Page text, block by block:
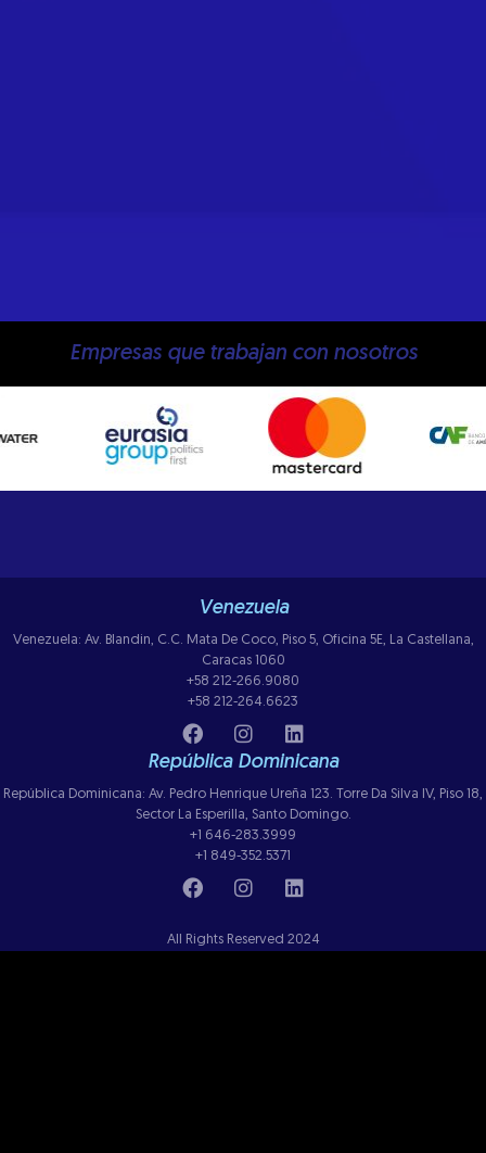
Empresas que trabajan con nosotros
Venezuela
Venezuela: Av. Blandin, C.C. Mata De Coco, Piso 5, Oficina 5E, La Castellana,
Caracas 1060
+58 212-266.9080
+58 212-264.6623
República Dominicana
República Dominicana: Av. Pedro Henrique Ureña 123. Torre Da Silva IV, Piso 18,
Sector La Esperilla, Santo Domingo.
+1 646-283.3999
+1 849-352.5371
All Rights Reserved 2024